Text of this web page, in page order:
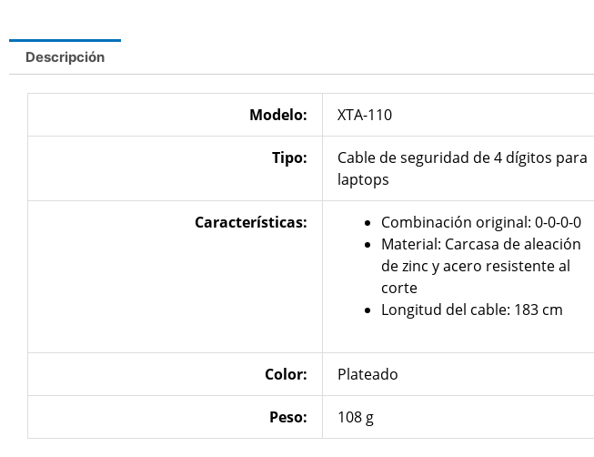
Descripción
Modelo: XTA-110
Tipo:
Cable de seguridad de 4 dígitos para
laptops
Características:
Combinación original: 0-0-0-0
Material: Carcasa de aleación
de zinc y acero resistente al
corte
Longitud del cable: 183 cm
Color: Plateado
Peso: 108 g